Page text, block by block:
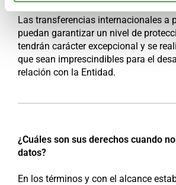
Las transferencias internacionales a
puedan garantizar un nivel de
tendrán carácter excepcional y se
que sean imprescindibles para el
relación con la Entidad.
¿Cuáles son sus derechos cuando
datos?
En los términos y con el alcance